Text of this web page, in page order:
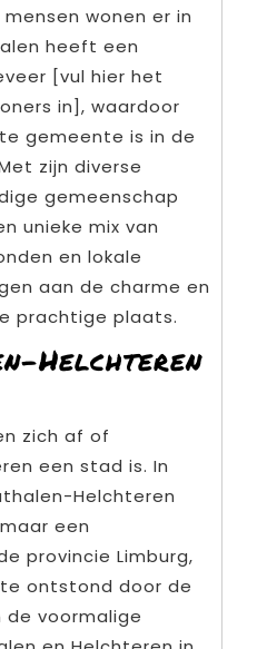
mensen wonen er in
heeft een
[vul hier het
in], waardoor
gemeente is in de
zijn diverse
gemeenschap
unieke mix van
en lokale
aan de charme en
prachtige plaats.
Helchteren
zich af of
een stad is. In
Helchteren
een
provincie Limburg,
ontstond door de
de voormalige